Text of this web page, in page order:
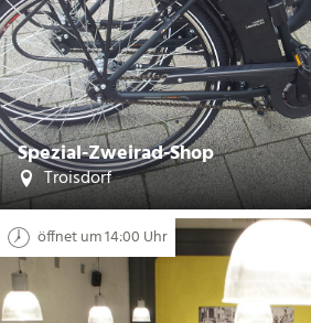
Spezial-Zweirad-Shop
Troisdorf
öffnet um 14:00 Uhr